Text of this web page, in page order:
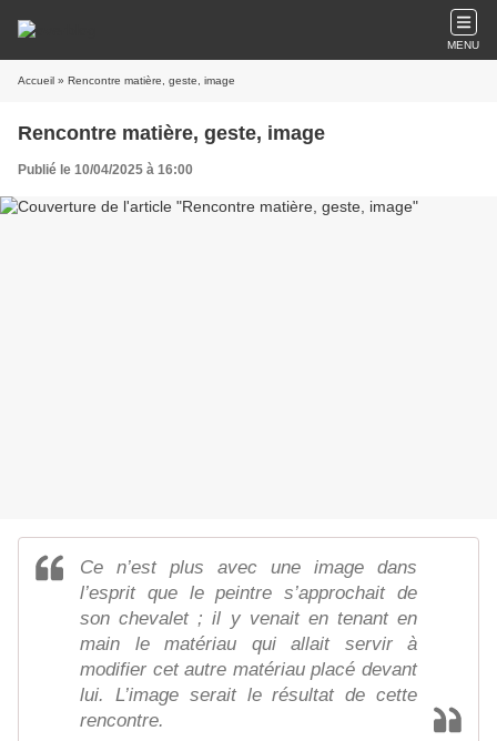
MENU
Accueil » Rencontre matière, geste, image
Rencontre matière, geste, image
Publié le 10/04/2025 à 16:00
Ce n’est plus avec une image dans
l’esprit que le peintre s’approchait de
son chevalet ; il y venait en tenant en
main le matériau qui allait servir à
modifier cet autre matériau placé devant
lui. L’image serait le résultat de cette
rencontre.